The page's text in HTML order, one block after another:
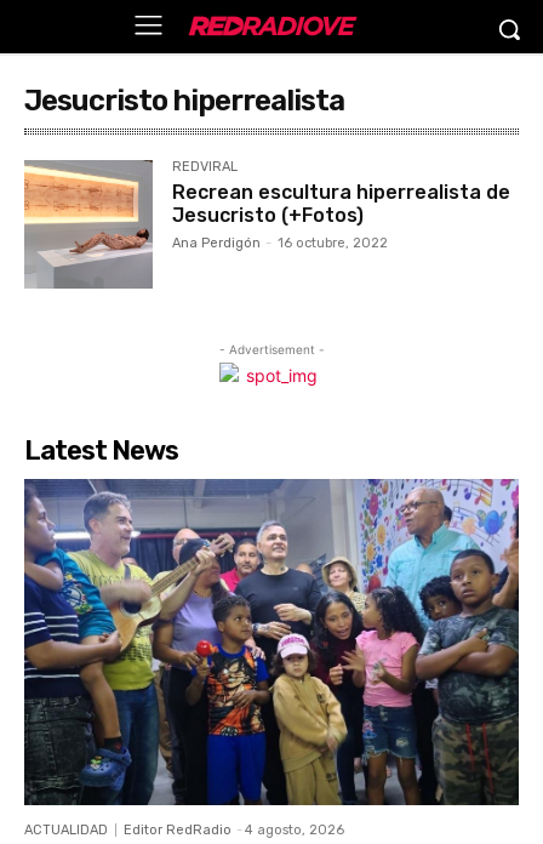
Jesucristo hiperrealista
REDVIRAL
Recrean escultura hiperrealista de
Jesucristo (+Fotos)
Ana Perdigón - 16 octubre, 2022
- Advertisement -
Latest News
ACTUALIDAD Editor RedRadio - 4 agosto, 2026